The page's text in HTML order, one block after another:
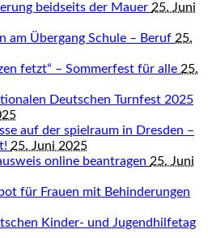
beidseits der Mauer 25. Juni
am Übergang Schule – Beruf 25.
fetzt“ – Sommerfest für alle 25.
Deutschen Turnfest 2025
auf der spielraum in Dresden –
25. Juni 2025
online beantragen 25. Juni
für Frauen mit Behinderungen
Kinder- und Jugendhilfetag